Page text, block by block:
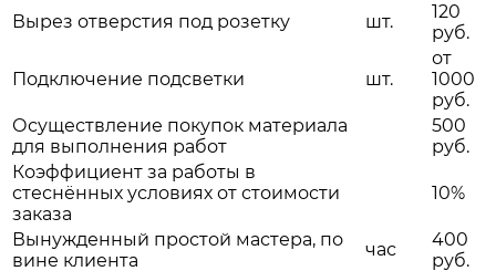
Вырез отверстия под розетку
шт.
120
руб.
Подключение подсветки шт.
от
1000
руб.
Осуществление покупок материала
для выполнения работ
500
руб.
Коэффициент за работы в
стеснённых условиях от стоимости
заказа
10%
Вынужденный простой мастера, по
вине клиента
час
400
руб.